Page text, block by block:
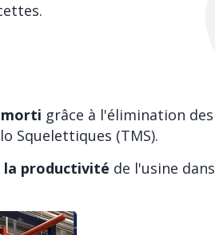
grâce à l'élimination des
Squelettiques (TMS).
la productivité de l'usine dans